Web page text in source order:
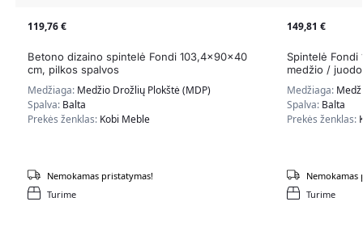
119,76€
Betono dizaino spintelė Fondi 103,4x90x40
cm, pilkos spalvos
Medžiaga: Medžio Drožlių Plokštė (MDP)
Spalva: Balta
Prekės ženklas: Kobi Meble
Turime
Nemokamas pristatymas!
149,81 €
Spintelė Fondi
medžio /
Medžiaga:
Spalva: Balta
Prekės ženklas:
Turime
Nemokamas